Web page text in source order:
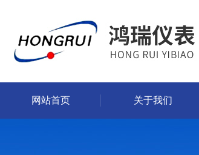
网站首页 关于我们